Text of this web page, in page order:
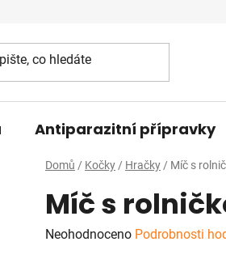
Antiparazitní přípravky
Domů / Kočky / Hračky / Míč s
Míč s
Průměrné
Neohodnoceno Podrobnosti